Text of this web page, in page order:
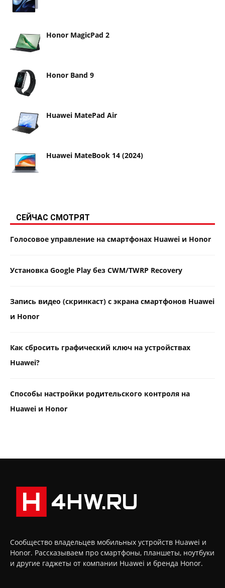
Honor MagicPad 2
Honor Band 9
Huawei MatePad Air
Huawei MateBook 14 (2024)
СЕЙЧАС СМОТРЯТ
Голосовое управление на смартфонах Huawei и Honor
Установка Google Play без CWM/TWRP Recovery
Запись видео (скринкаст) с экрана смартфонов Huawei
и Honor
Как сбросить графический ключ на устройствах
Huawei?
Способы настройки родительского контроля на
Huawei и Honor
Сообщество владельцев мобильных устройств Huawei и
Honor. Рассказываем про смартфоны, планшеты, ноутбуки
и другие гаджеты от компании Huawei и бренда Honor.